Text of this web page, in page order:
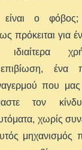
είναι ο φόβος;
πρόκειται για
ιδιαίτερα
ένα
που μας
τον
χωρίς
μηχανισμός